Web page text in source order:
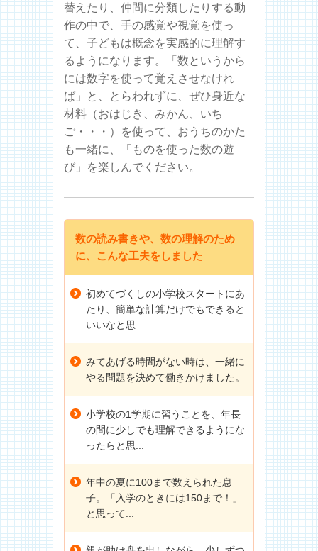
替えたり、仲間に分類したりする動
作の中で、手の感覚や視覚を使っ
て、子どもは概念を実感的に理解す
るようになります。「数というから
には数字を使って覚えさせなけれ
ば」と、とらわれずに、ぜひ身近な
材料（おはじき、みかん、いち
ご・・・）を使って、おうちのかた
も一緒に、「ものを使った数の遊
び」を楽しんでください。
数の読み書きや、数の理解のため
に、こんな工夫をしました
初めてづくしの小学校スタートにあ
たり、簡単な計算だけでもできると
いいなと思...
みてあげる時間がない時は、一緒に
やる問題を決めて働きかけました。
小学校の1学期に習うことを、年長
の間に少しでも理解できるようにな
ったらと思...
年中の夏に100まで数えられた息
子。「入学のときには150まで！」
と思って...